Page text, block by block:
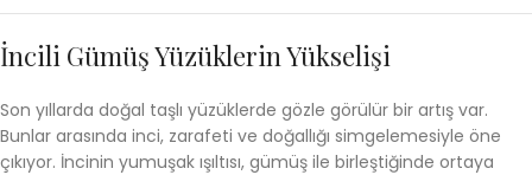
İncili Gümüş Yüzüklerin Yükselişi
Son yıllarda doğal taşlı yüzüklerde gözle görülür bir artış var.
Bunlar arasında inci, zarafeti ve doğallığı simgelemesiyle öne
çıkıyor. İncinin yumuşak ışıltısı, gümüş ile birleştiğinde ortaya